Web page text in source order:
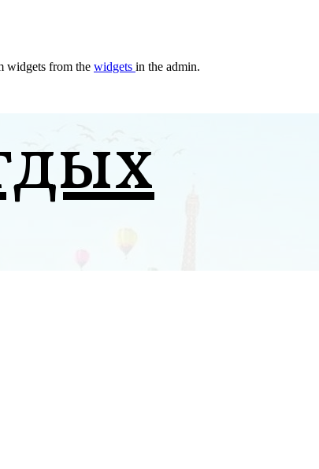
widgets from the widgets in the admin.